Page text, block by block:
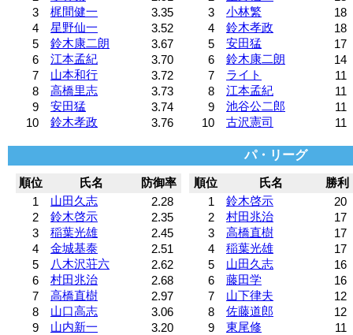
3
梶間健一
3.35
4
星野仙一
3.52
5
鈴木康二朗
3.67
6
江本孟紀
3.70
7
山本和行
3.72
8
高橋里志
3.73
9
安田猛
3.74
10
鈴木孝政 3.76
3
小林繁
18
4
鈴木孝政
18
5
安田猛
17
6
鈴木康二朗
14
7
ライト
11
8
江本孟紀
11
9
池谷公二郎
11
10
古沢憲司 11
パ・リーグ
順位 氏名
防御率
1
山田久志
2.28
2
鈴木啓示
2.35
3
稲葉光雄
2.45
4
金城基泰
2.51
5
八木沢荘六
2.62
6
村田兆治
2.68
7
高橋直樹
2.97
8
山口高志
3.06
9
山内新一
3.20
順位 氏名
勝利
1
鈴木啓示
20
2
村田兆治
17
3
高橋直樹
17
4
稲葉光雄
17
5
山田久志
16
6
藤田学
16
7
山下律夫
12
8
佐藤道郎
12
9
東尾修
11